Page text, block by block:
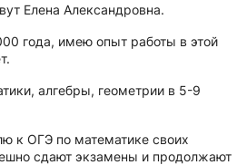
Елена Александровна.
года, имею опыт работы в этой
алгебры, геометрии в 5-9
к ОГЭ по математике своих
сдают экзамены и продолжают